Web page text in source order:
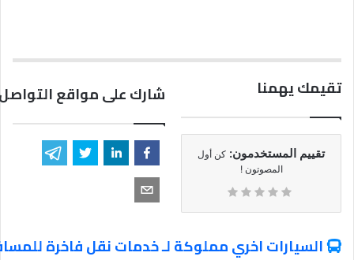
تقيمك يهمنا
تقييم المستخدمون: كن أول
المصوتون !
شارك على مواقع
السيارات اخري مملوكة لـ خدمات نقل فاخرة